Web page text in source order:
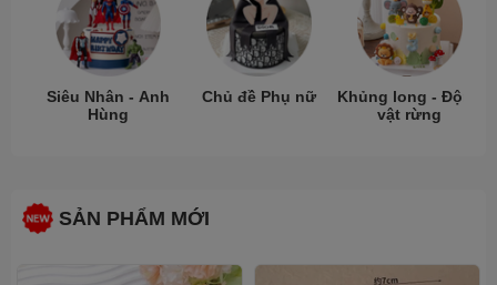
Siêu Nhân - Anh
Hùng
Chủ đề Phụ nữ
Khủng long - Động
vật rừng
SẢN PHẨM MỚI